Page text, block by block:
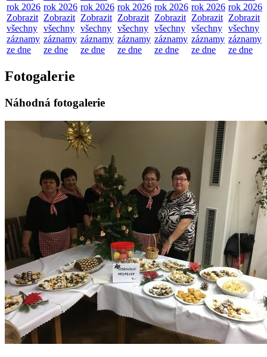
rok 2026
Zobrazit
všechny
záznamy
ze dne
rok 2026
Zobrazit
všechny
záznamy
ze dne
rok 2026
Zobrazit
všechny
záznamy
ze dne
rok 2026
Zobrazit
všechny
záznamy
ze dne
rok 2026
Zobrazit
všechny
záznamy
ze dne
rok 2026
Zobrazit
všechny
záznamy
ze dne
rok 2026
Zobrazit
všechny
záznamy
ze dne
Fotogalerie
Náhodná fotogalerie